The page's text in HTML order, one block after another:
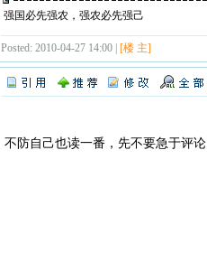
强国必先强农，强农必先强己
Posted: 2010-04-27 14:00 | [楼 主]
不防自己也读一番，先不要急于评